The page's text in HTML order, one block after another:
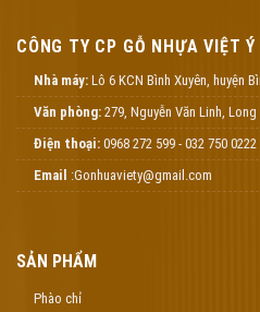
CÔNG TY CP GỖ NHỰA VIỆT Ý
Nhà máy: Lô 6 KCN Bình Xuyên, huyện
Văn phòng: 279, Nguyễn Văn Linh,
Điện thoại: 0968 272 599 - 032 750 0222
Email :Gonhuaviety@gmail.com
SẢN PHẨM
Phào chỉ